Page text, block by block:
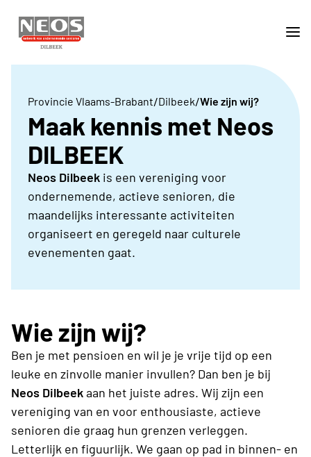
Provincie Vlaams-Brabant/Dilbeek/Wie zijn wij?
Maak kennis met Neos
DILBEEK
Neos Dilbeek is een vereniging voor
ondernemende, actieve senioren, die
maandelijks interessante activiteiten
organiseert en geregeld naar culturele
evenementen gaat.
Wie zijn wij?
Ben je met pensioen en wil je je vrije tijd op een
leuke en zinvolle manier invullen? Dan ben je bij
Neos Dilbeekaan het juiste adres. Wij zijn een
vereniging van en voor enthousiaste, actieve
senioren die graag hun grenzen verleggen.
Letterlijk en figuurlijk. We gaan op pad in binnen- en